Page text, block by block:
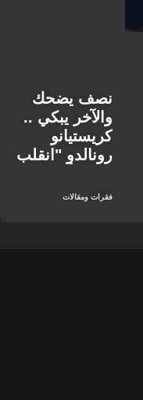
نصف يضحك
والآخر يبكي ..
كريستيانو
رونالدو "انقلب
الفيحاء!
فقرات ومقالات